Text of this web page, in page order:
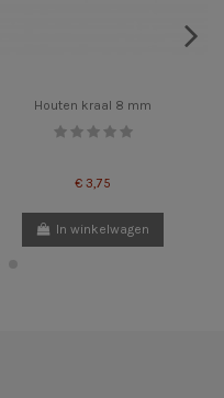
Houten kraal 8 mm
€ 3,75
In winkelwagen